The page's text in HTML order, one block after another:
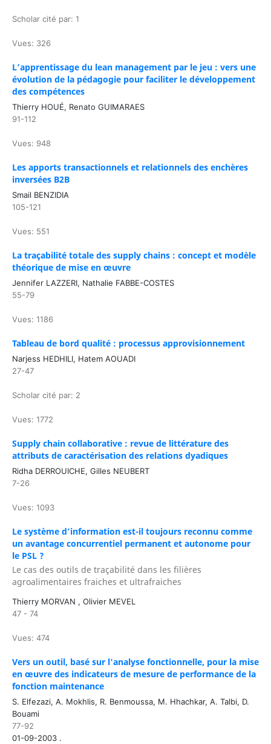
Scholar cité par: 1
Vues: 326
L’apprentissage du lean management par le jeu : vers une
évolution de la pédagogie pour faciliter le développement
des compétences
Thierry HOUÉ, Renato GUIMARAES
91-112
Vues: 948
Les apports transactionnels et relationnels des enchères
inversées B2B
Smail BENZIDIA
105-121
Vues: 551
La traçabilité totale des supply chains : concept et modèle
théorique de mise en œuvre
Jennifer LAZZERI, Nathalie FABBE-COSTES
55-79
Vues: 1186
Tableau de bord qualité : processus approvisionnement
Narjess HEDHILI, Hatem AOUADI
27-47
Scholar cité par: 2
Vues: 1772
Supply chain collaborative : revue de littérature des
attributs de caractérisation des relations dyadiques
Ridha DERROUICHE, Gilles NEUBERT
7-26
Vues: 1093
Le système d’information est-il toujours reconnu comme
un avantage concurrentiel permanent et autonome pour
le PSL ?
Le cas des outils de traçabilité dans les filières
agroalimentaires fraiches et ultrafraiches
Thierry MORVAN , Olivier MEVEL
47 - 74
Vues: 474
Vers un outil, basé sur l'analyse fonctionnelle, pour la mise
en œuvre des indicateurs de mesure de performance de la
fonction maintenance
S. Elfezazi, A. Mokhlis, R. Benmoussa, M. Hhachkar, A. Talbi, D.
Bouami
77-92
01-09-2003 .